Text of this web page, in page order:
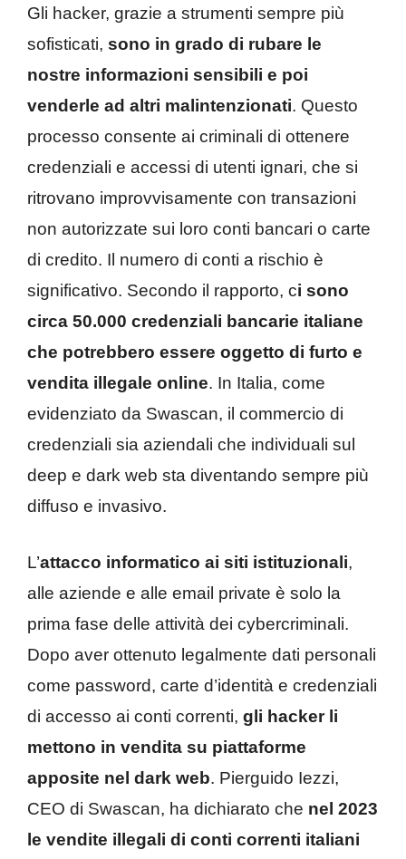
Gli hacker, grazie a strumenti sempre più
sofisticati, sono in grado di rubare le
nostre informazioni sensibili e poi
venderle ad altri malintenzionati. Questo
processo consente ai criminali di ottenere
credenziali e accessi di utenti ignari, che si
ritrovano improvvisamente con transazioni
non autorizzate sui loro conti bancari o carte
di credito. Il numero di conti a rischio è
significativo. Secondo il rapporto, ci sono
circa 50.000 credenziali bancarie italiane
che potrebbero essere oggetto di furto e
vendita illegale online. In Italia, come
evidenziato da Swascan, il commercio di
credenziali sia aziendali che individuali sul
deep e dark web sta diventando sempre più
diffuso e invasivo.
L’attacco informatico ai siti istituzionali,
alle aziende e alle email private è solo la
prima fase delle attività dei cybercriminali.
Dopo aver ottenuto legalmente dati personali
come password, carte d’identità e credenziali
di accesso ai conti correnti, gli hacker li
mettono in vendita su piattaforme
apposite nel dark web. Pierguido Iezzi,
CEO di Swascan, ha dichiarato che nel 2023
le vendite illegali di conti correnti italiani